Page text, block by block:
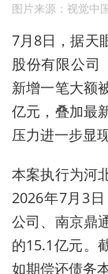
图片来源：视觉中
7月8日，据天
股份有限公司
新增一笔大额
亿元，叠加最
压力进一步显
本案执行为河
2026年7月3
公司、南京鼎
的15.1亿元。
如期偿还债务